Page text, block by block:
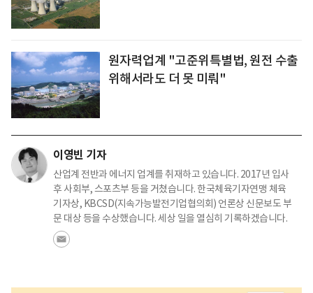
원자력업계 "고준위특별법, 원전 수출
위해서라도 더 못 미뤄"
이영빈 기자
산업계 전반과 에너지 업계를 취재하고 있습니다. 2017년 입사
후 사회부, 스포츠부 등을 거쳤습니다. 한국체육기자연맹 체육
기자상, KBCSD(지속가능발전기업협의회) 언론상 신문보도 부
문 대상 등을 수상했습니다. 세상 일을 열심히 기록하겠습니다.